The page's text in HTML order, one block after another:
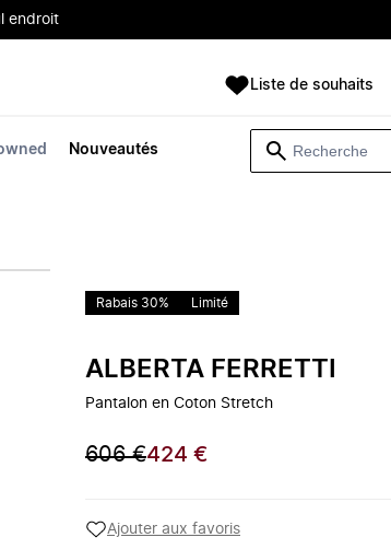
endroit
Nouveautés
Liste de souhaits
Rabais 30% Limité
ALBERTA FERRETTI
Pantalon en Coton Stretch
606 €424 €
Ajouter aux favoris